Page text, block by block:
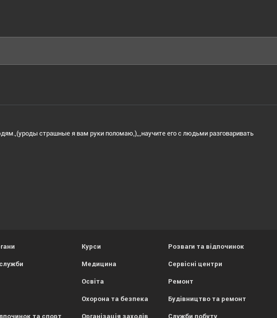
страшные я вам руки поломаю,),,,научите его с людьми разговаривать
та спорт
Курси
Медицина
Освіта
Охорона та безпека
Організація заходів
Розваги та відпочинок
Сервісні центри
Ремонт
Будівництво та ремонт
Служби побуту